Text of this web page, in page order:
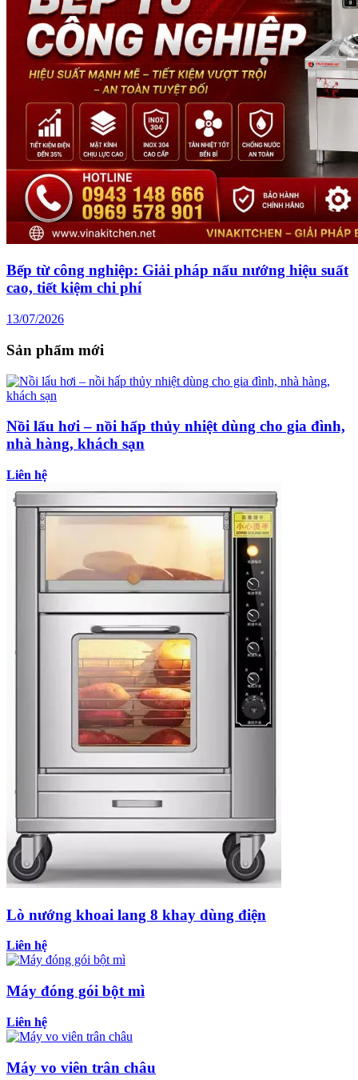
Bếp từ công nghiệp: Giải pháp nấu nướng hiệu suất
cao, tiết kiệm chi phí
13/07/2026
Sản phẩm mới
Nồi lẩu hơi – nồi hấp thủy nhiệt dùng cho gia đình,
nhà hàng, khách sạn
Liên hệ
Lò nướng khoai lang 8 khay dùng điện
Liên hệ
Máy đóng gói bột mì
Liên hệ
Máy vo viên trân châu